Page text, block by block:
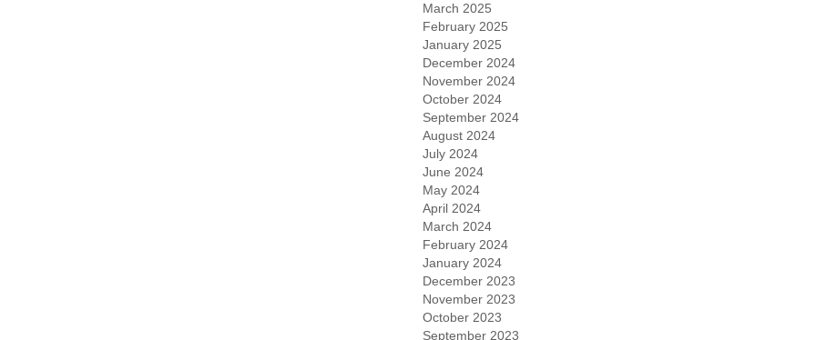
March 2025
February 2025
January 2025
December 2024
November 2024
October 2024
September 2024
August 2024
July 2024
June 2024
May 2024
April 2024
March 2024
February 2024
January 2024
December 2023
November 2023
October 2023
September 2023